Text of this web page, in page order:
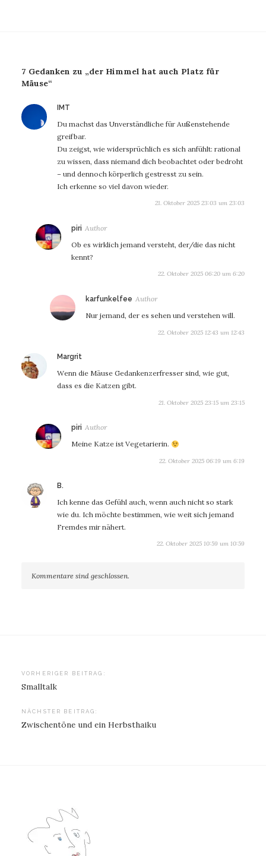
7 Gedanken zu „der Himmel hat auch Platz für
Mäuse“
IMT
Du machst das Unverständliche für Außenstehende
greifbar.
Du zeigst, wie widersprüchlich es sich anfühlt: rational
zu wissen, dass niemand dich beobachtet oder bedroht
– und dennoch körperlich gestresst zu sein.
Ich erkenne so viel davon wieder.
21. Oktober 2025 23:03 um 23:03
piri sagt:
Ob es wirklich jemand versteht, der/die das nicht
kennt?
22. Oktober 2025 06:20 um 6:20
karfunkelfee sagt:
Nur jemand, der es sehen und verstehen will.
22. Oktober 2025 12:43 um 12:43
Margritsagt:
Wenn die Mäuse Gedankenzerfresser sind, wie gut,
dass es die Katzen gibt.
21. Oktober 2025 23:15 um 23:15
piri sagt:
Meine Katze ist Vegetarierin.
22. Oktober 2025 06:19 um 6:19
B.
Ich kenne das Gefühl auch, wenn auch nicht so stark
wie du. Ich möchte bestimmen, wie weit sich jemand
Fremdes mir nähert.
22. Oktober 2025 10:59 um 10:59
Kommentare sind geschlossen.
Beitragsnavigation
VORHERIGER BEITRAG:
Smalltalk
NÄCHSTER BEITRAG:
Zwischentöne und ein Herbsthaiku